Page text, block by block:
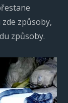
způsoby,
způsoby.